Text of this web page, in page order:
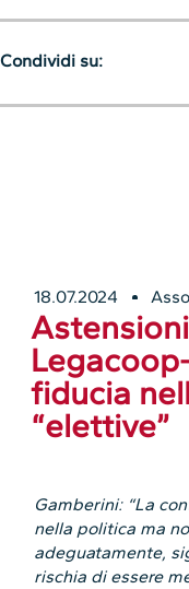
18.07.2024
fiducia
“elettive”
Gamberini: “La
nella politica ma
adeguatamente,
rischia di essere
Condividi su: